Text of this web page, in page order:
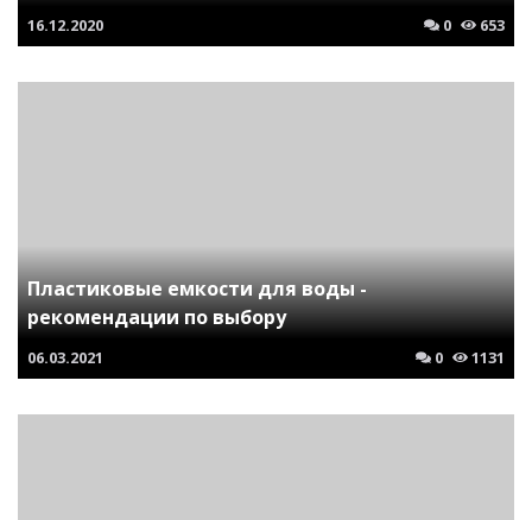
16.12.2020 0 653
Пластиковые емкости для воды -
рекомендации по выбору
06.03.2021 0 1131